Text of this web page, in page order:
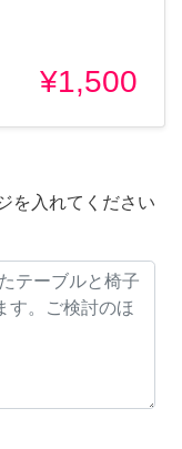
¥1,500
を入れてください